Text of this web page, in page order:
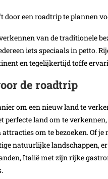
door een roadtrip te plannen
van de traditionele
iets speciaals in petto.
en tegelijkertijd toffe
de roadtrip
om een nieuw land te
perfecte land om te
om te bezoeken. Of
natuurlijke landschappen,
Italië met zijn rijke